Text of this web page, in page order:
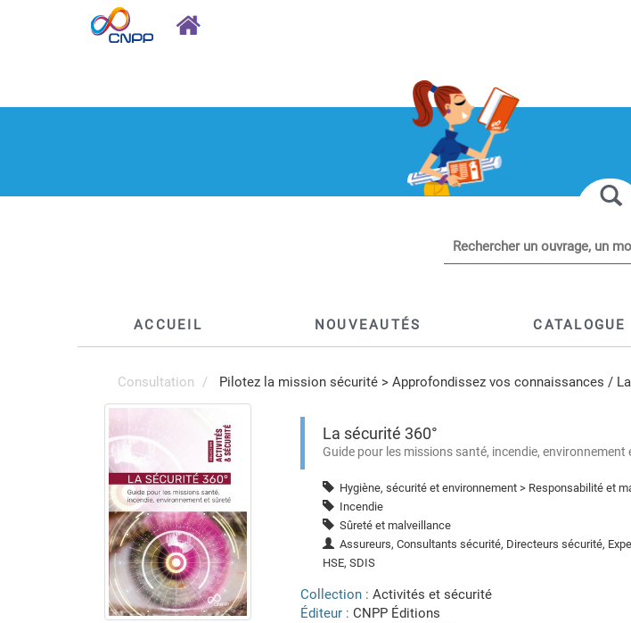
ACCUEIL NOUVEAUTÉS CATALOGUE
Consultation Pilotez la mission sécurité > Approfondissez vos connaissances /
La sécurité 360°
Guide pour les missions santé, incendie, environnement
Hygiène, sécurité et environnement > Responsabilité et
Incendie
Sûreté et malveillance
Assureurs, Consultants sécurité, Directeurs sécurité,
HSE, SDIS
Collection : Activités et sécurité
Éditeur : CNPP Éditions